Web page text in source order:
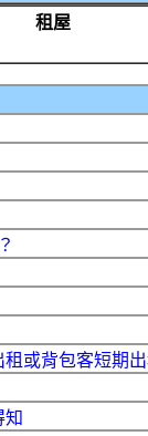
租屋
或背包客短期
知